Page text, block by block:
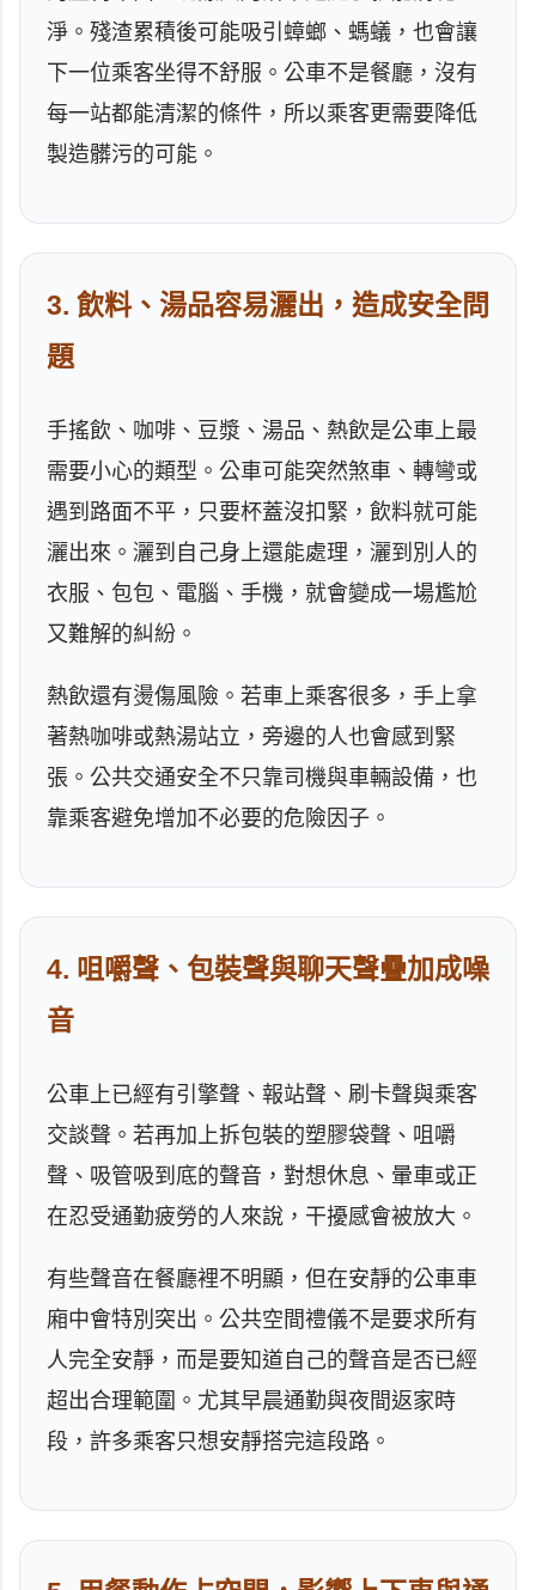
淨。殘渣累積後可能吸引蟑螂、螞蟻，也會讓
下一位乘客坐得不舒服。公車不是餐廳，沒有
每一站都能清潔的條件，所以乘客更需要降低
製造髒污的可能。
3. 飲料、湯品容易灑出，造成安全問
題
手搖飲、咖啡、豆漿、湯品、熱飲是公車上最
需要小心的類型。公車可能突然煞車、轉彎或
遇到路面不平，只要杯蓋沒扣緊，飲料就可能
灑出來。灑到自己身上還能處理，灑到別人的
衣服、包包、電腦、手機，就會變成一場尷尬
又難解的糾紛。
熱飲還有燙傷風險。若車上乘客很多，手上拿
著熱咖啡或熱湯站立，旁邊的人也會感到緊
張。公共交通安全不只靠司機與車輛設備，也
靠乘客避免增加不必要的危險因子。
4. 咀嚼聲、包裝聲與聊天聲疊加成噪
音
公車上已經有引擎聲、報站聲、刷卡聲與乘客
交談聲。若再加上拆包裝的塑膠袋聲、咀嚼
聲、吸管吸到底的聲音，對想休息、暈車或正
在忍受通勤疲勞的人來說，干擾感會被放大。
有些聲音在餐廳裡不明顯，但在安靜的公車車
廂中會特別突出。公共空間禮儀不是要求所有
人完全安靜，而是要知道自己的聲音是否已經
超出合理範圍。尤其早晨通勤與夜間返家時
段，許多乘客只想安靜搭完這段路。